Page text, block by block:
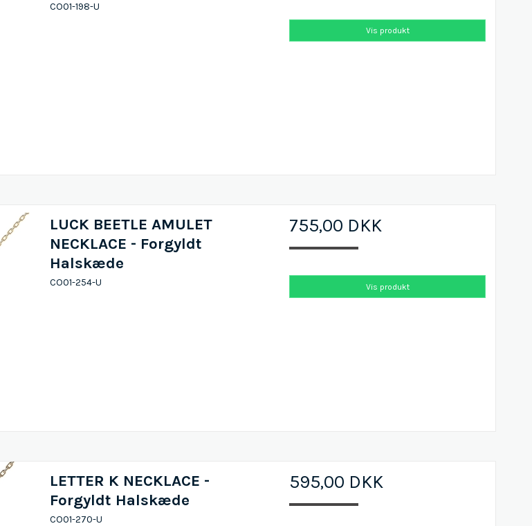
CO01-198-U
Vis produkt
LUCK BEETLE AMULET
NECKLACE - Forgyldt
Halskæde
CO01-254-U
755,00 DKK
Vis produkt
LETTER K NECKLACE -
Forgyldt Halskæde
CO01-270-U
595,00 DKK